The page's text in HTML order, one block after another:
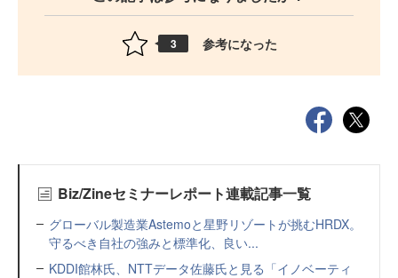
3 参考になった
Biz/Zineセミナーレポート連載記事一覧
グローバル製造業Astemoと星野リゾートが挑むHRDX。
守るべき自社の強みと標準化、良い...
KDDI館林氏、NTTデータ佐藤氏と見る「イノベーティ